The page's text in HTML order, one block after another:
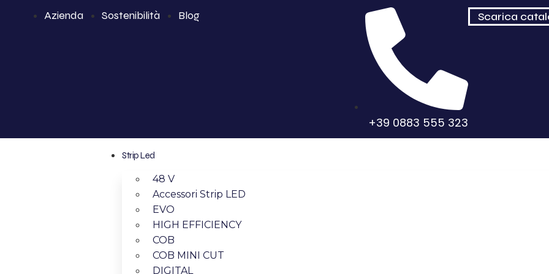
Azienda Sostenibilità Blog
+39 0883 555 323
Scarica
Strip Led
48 V
Accessori Strip LED
EVO
HIGH EFFICIENCY
COB
COB MINI CUT
DIGITAL